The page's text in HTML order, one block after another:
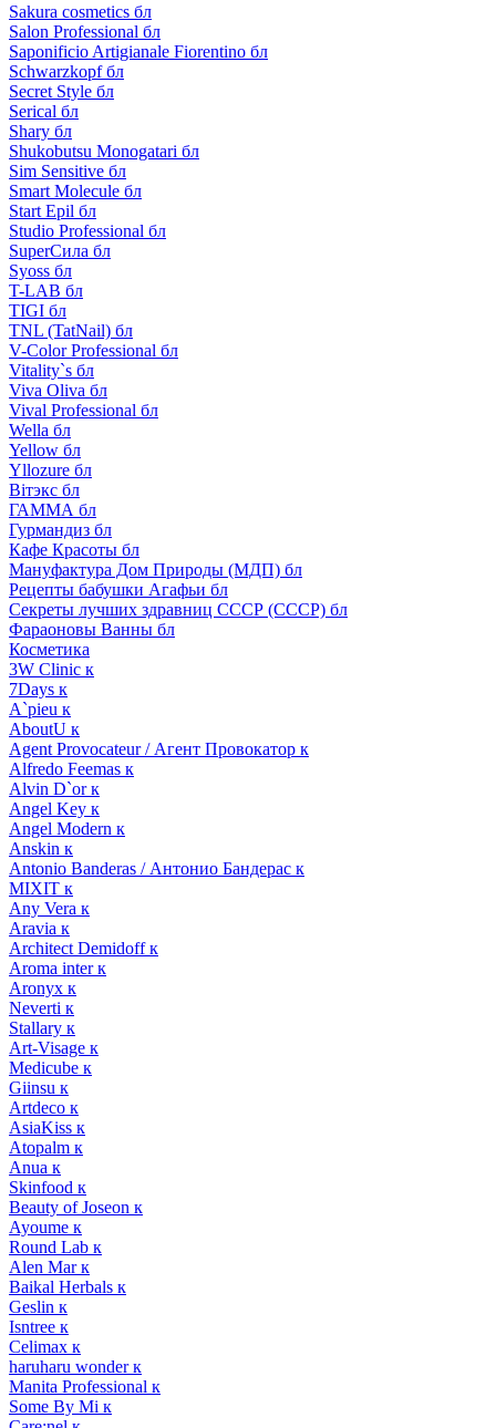
Sakura cosmetics бл
Salon Professional бл
Saponificio Artigianale Fiorentino бл
Schwarzkopf бл
Secret Style бл
Serical бл
Shary бл
Shukobutsu Monogatari бл
Sim Sensitive бл
Smart Molecule бл
Start Epil бл
Studio Professional бл
SuperСила бл
Syoss бл
T-LAB бл
TIGI бл
TNL (TatNail) бл
V-Color Professional бл
Vitality`s бл
Viva Oliva бл
Vival Professional бл
Wella бл
Yellow бл
Yllozure бл
Вiтэкс бл
ГАММА бл
Гурмандиз бл
Кафе Красоты бл
Мануфактура Дом Природы (МДП) бл
Рецепты бабушки Агафьи бл
Секреты лучших здравниц СССР (СССР) бл
Фараоновы Ванны бл
Косметика
3W Clinic к
7Days к
A`pieu к
AboutU к
Agent Provocateur / Агент Провокатор к
Alfredo Feemas к
Alvin D`or к
Angel Key к
Angel Modern к
Anskin к
Antonio Banderas / Антонио Бандерас к
MIXIT к
Any Vera к
Aravia к
Architect Demidoff к
Aroma inter к
Aronyx к
Neverti к
Stallary к
Art-Visage к
Medicube к
Giinsu к
Artdeco к
AsiaKiss к
Atopalm к
Anua к
Skinfood к
Beauty of Joseon к
Ayoume к
Round Lab к
Alen Mar к
Baikal Herbals к
Geslin к
Isntree к
Celimax к
haruharu wonder к
Manita Professional к
Some By Mi к